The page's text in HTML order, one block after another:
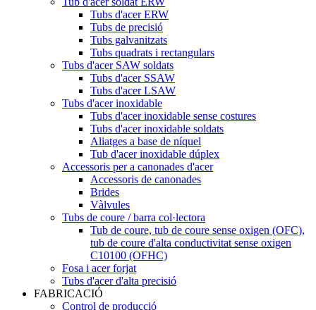
Tubs d'acer ERW
Tubs de precisió
Tubs galvanitzats
Tubs quadrats i rectangulars
Tubs d'acer SAW soldats
Tubs d'acer SSAW
Tubs d'acer LSAW
Tubs d'acer inoxidable
Tubs d'acer inoxidable sense costures
Tubs d'acer inoxidable soldats
Aliatges a base de níquel
Tub d'acer inoxidable dúplex
Accessoris per a canonades d'acer
Accessoris de canonades
Brides
Vàlvules
Tubs de coure / barra col·lectora
Tub de coure, tub de coure sense oxigen (OFC),
tub de coure d'alta conductivitat sense oxigen
C10100 (OFHC)
Fosa i acer forjat
Tubs d'acer d'alta precisió
FABRICACIÓ
Control de producció